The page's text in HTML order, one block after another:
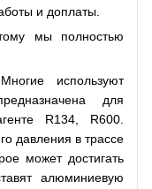
и доплаты.
мы полностью
используют
для
R134, R600.
давления в трассе
может достигать
алюминиевую